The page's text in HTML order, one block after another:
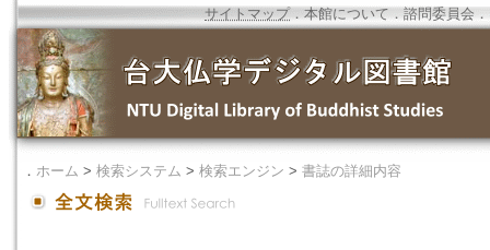
サイトマップ．本館について ． 諮問委員会 ．
． ホーム > 検索システム > 検索エンジン > 書誌の詳細内容